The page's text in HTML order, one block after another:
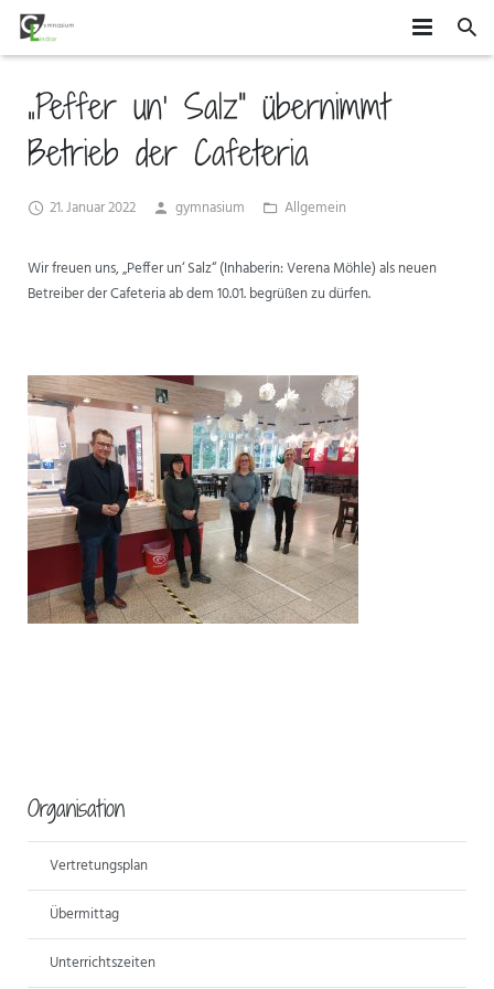
SCHÜLER
AUSTAUSCH UND FAHRTEN
EHEMALIGE
FÄCHER
KONZEPTE
FÖRDERUNG UND BERATUNG
VERTRETUNGSPLAN
UNTERRICHTSZEITEN
BUSVERBINDUNGEN
FORMULARE
ANSPRECHPARTNER
ELTERN
GRUNDSCHÜLER
FÖRDERVEREIN
KONTAKT
„Peffer un‘ Salz“ übernimmt
Betrieb der Cafeteria
21. Januar 2022 gymnasium Allgemein
Wir freuen uns, „Peffer un‘ Salz“ (Inhaberin: Verena Möhle) als neuen
Betreiber der Cafeteria ab dem 10.01. begrüßen zu dürfen.
Organisation
Vertretungsplan
Übermittag
Unterrichtszeiten